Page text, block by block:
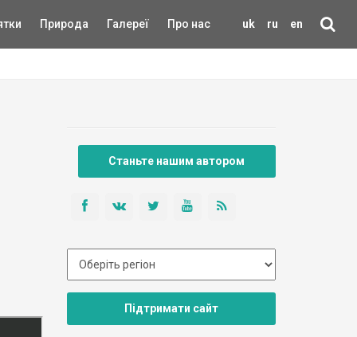
uk ru en
Природа Галереї Про нас
Станьте нашим автором
Підтримати сайт